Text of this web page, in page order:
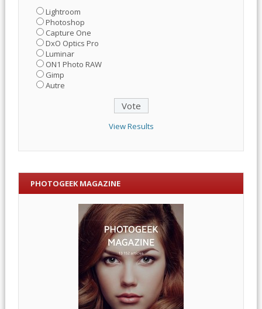
Lightroom
Photoshop
Capture One
DxO Optics Pro
Luminar
ON1 Photo RAW
Gimp
Autre
View Results
PHOTOGEEK MAGAZINE